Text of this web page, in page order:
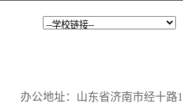
办公地址：山东省济南市经十路